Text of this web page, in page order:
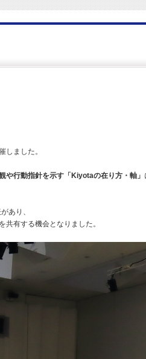
しました。
や行動指針を示す「Kiyotaの在り方・軸」
あり、
有する機会となりました。